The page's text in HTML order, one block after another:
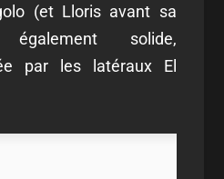
(et Lloris avant sa
solide,
par les latéraux El